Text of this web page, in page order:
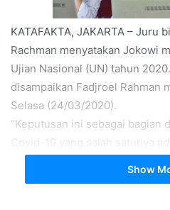
KATAFAKTA, JAKARTA – Juru
Rachman menyatakan Jokowi
Ujian Nasional (UN) tahun
disampaikan Fadjroel Rahman
Selasa (24/03/2020).
“Keputusan ini sebagai bagian
Covid-19 yang salah satunya
keselamatan kesehatan rakyat.
disampaikan bahwa sistem
Show